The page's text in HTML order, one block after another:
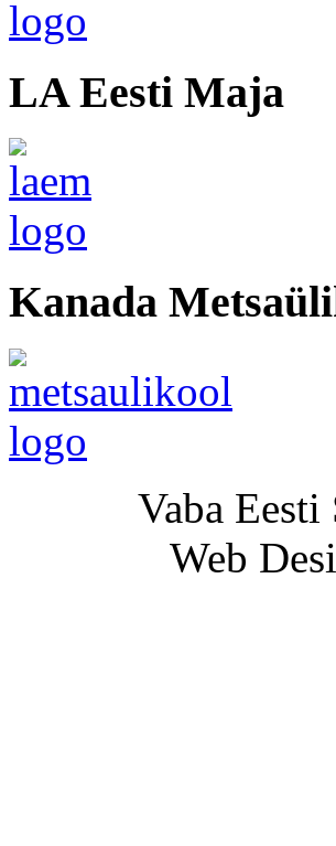
LA Eesti Maja
Kanada
Vaba
Web